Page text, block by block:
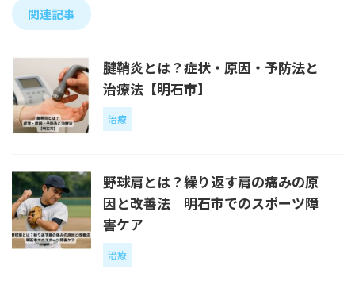
関連記事
腱鞘炎とは？症状・原因・予防法と
治療法【明石市】
治療
野球肩とは？繰り返す肩の痛みの原
因と改善法｜明石市でのスポーツ障
害ケア
治療